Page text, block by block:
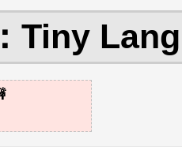
Tiny